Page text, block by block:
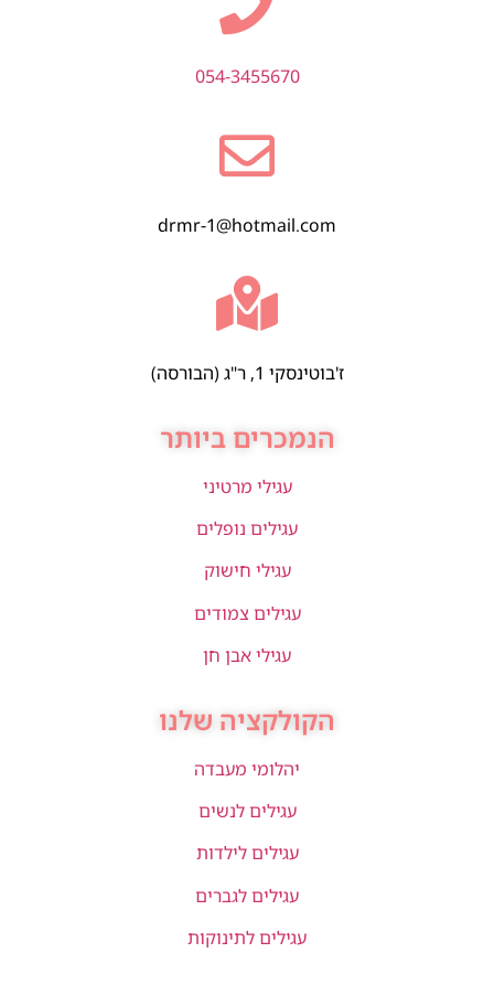
054-3455670
drmr-1@hotmail.com
ז'בוטינסקי 1, ר"ג (הבורסה)
הנמכרים ביותר
עגילי מרטיני
עגילים נופלים
עגילי חישוק
עגילים צמודים
עגילי אבן חן
הקולקציה שלנו
יהלומי מעבדה
עגילים לנשים
עגילים לילדות
עגילים לגברים
עגילים לתינוקות